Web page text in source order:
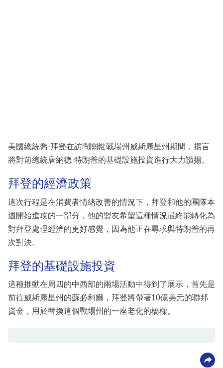
區
美國總統喬·拜登在訪問關鍵戰場州威斯康星州期間，揚言
將對前總統唐納德·特朗普的基礎設施投資進行大力讚揚。
拜登的經濟政策
這次行程是在消費者情緒改善的情況下，拜登和他的團隊本
週開始進攻的一部分，他的盟友希望這種情況最終能轉化為
對拜登處理經濟的更好感覺，因為他正在尋求與特朗普的再
次對決。
拜登的基礎設施投資
這種推動在周四的中西部的兩場活動中得到了展示，首先是
前往威斯康星州的蘇必利爾，拜登將帶著10億美元的聯邦
資金，用於替換這個戰場州的一座老化的橋樑。